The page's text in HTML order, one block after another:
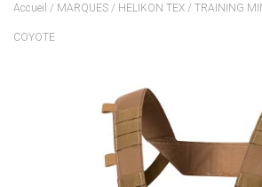
Accueil / MARQUES / HELIKON TEX / TRAINING
COYOTE